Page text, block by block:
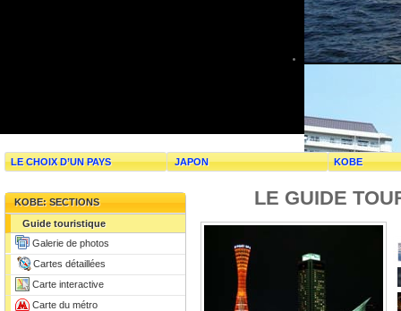
LE CHOIX D’UN PAYS JAPON KOBE
KOBE: SECTIONS
Guide touristique
Galerie de photos
Cartes détaillées
Carte interactive
Carte du métro
LE GUIDE